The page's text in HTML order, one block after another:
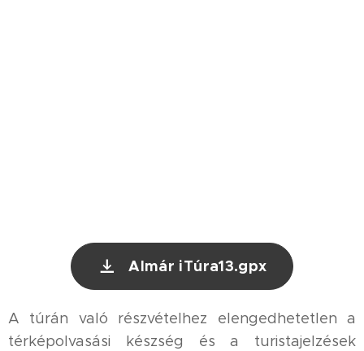
Almár iTúra13.gpx
A túrán való részvételhez elengedhetetlen a
térképolvasási készség és a turistajelzések